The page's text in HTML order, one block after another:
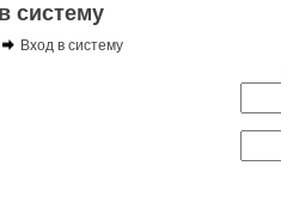
систему
Вход в систему